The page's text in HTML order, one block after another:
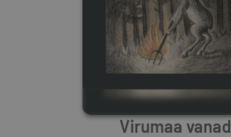
Virumaa vanad